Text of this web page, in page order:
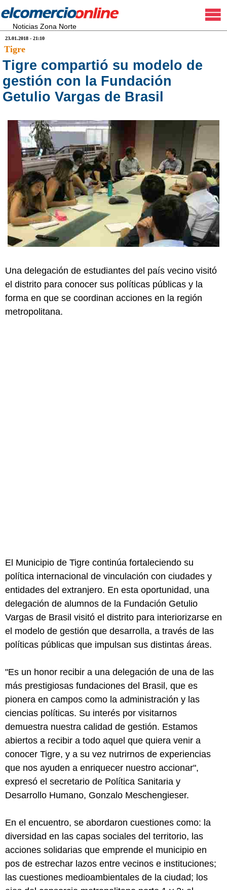
Noticias Zona Norte
23.01.2018 - 21:10
Tigre
Tigre compartió su modelo de
gestión con la Fundación
Getulio Vargas de Brasil
Una delegación de estudiantes del país vecino visitó
el distrito para conocer sus políticas públicas y la
forma en que se coordinan acciones en la región
metropolitana.
El Municipio de Tigre continúa fortaleciendo su
política internacional de vinculación con ciudades y
entidades del extranjero. En esta oportunidad, una
delegación de alumnos de la Fundación Getulio
Vargas de Brasil visitó el distrito para interiorizarse en
el modelo de gestión que desarrolla, a través de las
políticas públicas que impulsan sus distintas áreas.
"Es un honor recibir a una delegación de una de las
más prestigiosas fundaciones del Brasil, que es
pionera en campos como la administración y las
ciencias políticas. Su interés por visitarnos
demuestra nuestra calidad de gestión. Estamos
abiertos a recibir a todo aquel que quiera venir a
conocer Tigre, y a su vez nutrirnos de experiencias
que nos ayuden a enriquecer nuestro accionar",
expresó el secretario de Política Sanitaria y
Desarrollo Humano, Gonzalo Meschengieser.
En el encuentro, se abordaron cuestiones como: la
diversidad en las capas sociales del territorio, las
acciones solidarias que emprende el municipio en
pos de estrechar lazos entre vecinos e instituciones;
las cuestiones medioambientales de la ciudad; los